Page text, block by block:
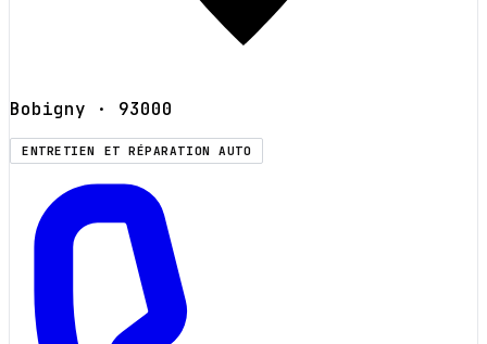
Bobigny · 93000
ENTRETIEN ET RÉPARATION AUTO